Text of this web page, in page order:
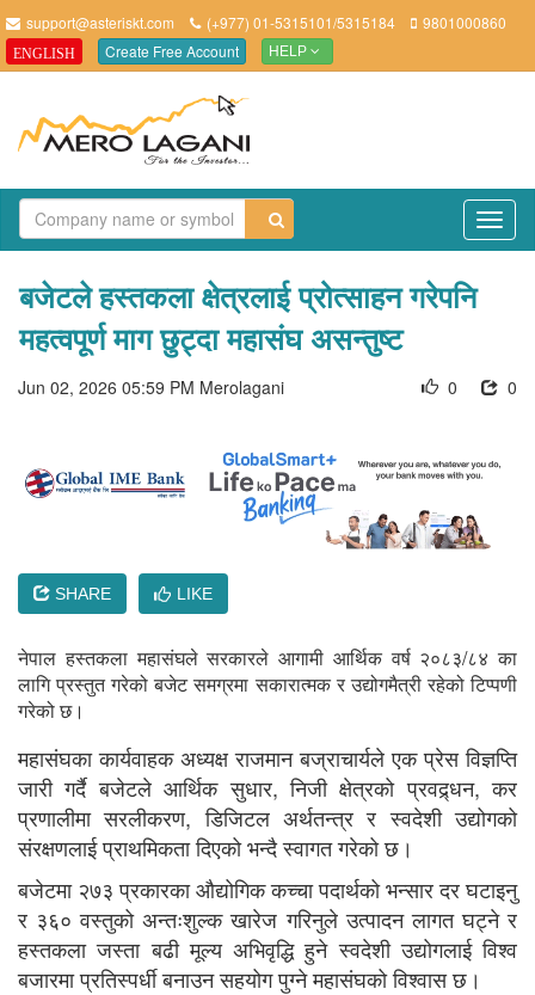
support@asteriskt.com (+977) 01-5315101/5315184 9801000860
ENGLISH Create Free Account HELP
बजेटले हस्तकला क्षेत्रलाई प्रोत्साहन गरेपनि
महत्वपूर्ण माग छुट्दा महासंघ असन्तुष्ट
Jun 02, 2026 05:59 PM Merolagani 0
0
SHARE LIKE
नेपाल हस्तकला महासंघले सरकारले आगामी आर्थिक वर्ष २०८३/८४ का
लागि प्रस्तुत गरेको बजेट समग्रमा सकारात्मक र उद्योगमैत्री रहेको टिप्पणी
गरेको छ।
महासंघका कार्यवाहक अध्यक्ष राजमान बज्राचार्यले एक प्रेस विज्ञप्ति
जारी गर्दै बजेटले आर्थिक सुधार, निजी क्षेत्रको प्रवद्र्धन, कर
प्रणालीमा सरलीकरण, डिजिटल अर्थतन्त्र र स्वदेशी उद्योगको
संरक्षणलाई प्राथमिकता दिएको भन्दै स्वागत गरेको छ।
बजेटमा २७३ प्रकारका औद्योगिक कच्चा पदार्थको भन्सार दर घटाइनु
र ३६० वस्तुको अन्तःशुल्क खारेज गरिनुले उत्पादन लागत घट्ने र
हस्तकला जस्ता बढी मूल्य अभिवृद्धि हुने स्वदेशी उद्योगलाई विश्व
बजारमा प्रतिस्पर्धी बनाउन सहयोग पुग्ने महासंघको विश्वास छ।